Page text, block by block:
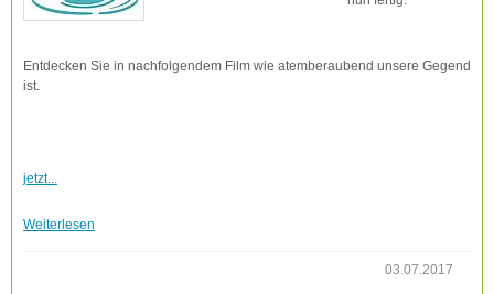
Entdecken Sie in nachfolgendem Film wie atemberaubend unsere Gegend
ist.
jetzt...
Weiterlesen
03.07.2017